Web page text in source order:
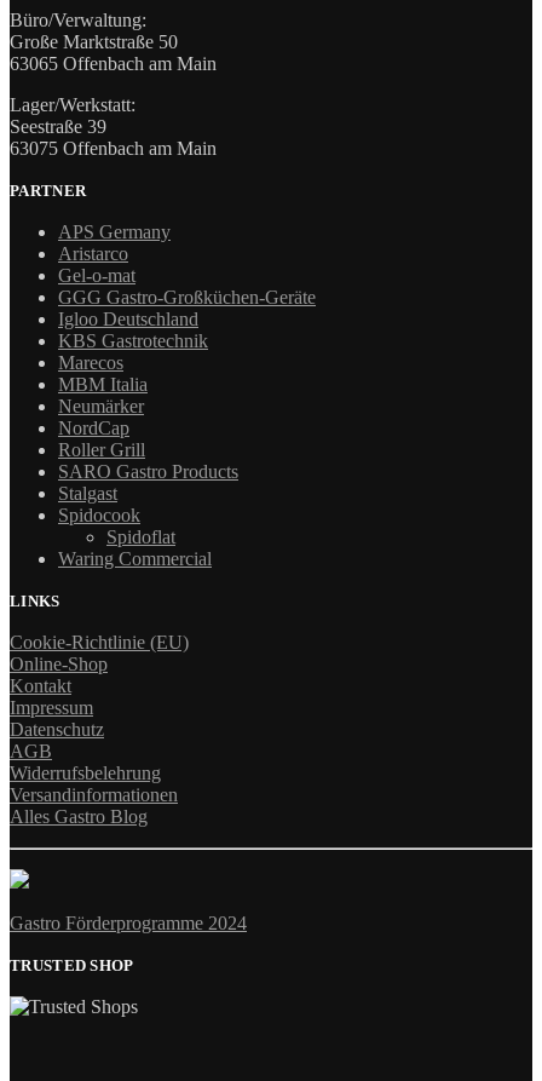
Büro/Verwaltung:
Große Marktstraße 50
63065 Offenbach am Main
Lager/Werkstatt:
Seestraße 39
63075 Offenbach am Main
PARTNER
APS Germany
Aristarco
Gel-o-mat
GGG Gastro-Großküchen-Geräte
Igloo Deutschland
KBS Gastrotechnik
Marecos
MBM Italia
Neumärker
NordCap
Roller Grill
SARO Gastro Products
Stalgast
Spidocook
Spidoflat
Waring Commercial
LINKS
Cookie-Richtlinie (EU)
Online-Shop
Kontakt
Impressum
Datenschutz
AGB
Widerrufsbelehrung
Versandinformationen
Alles Gastro Blog
Gastro Förderprogramme 2024
TRUSTED SHOP